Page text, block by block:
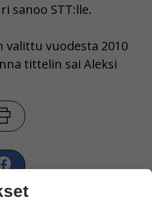
sanoo STT:lle.
valittu vuodesta 2010
tittelin sai Aleksi